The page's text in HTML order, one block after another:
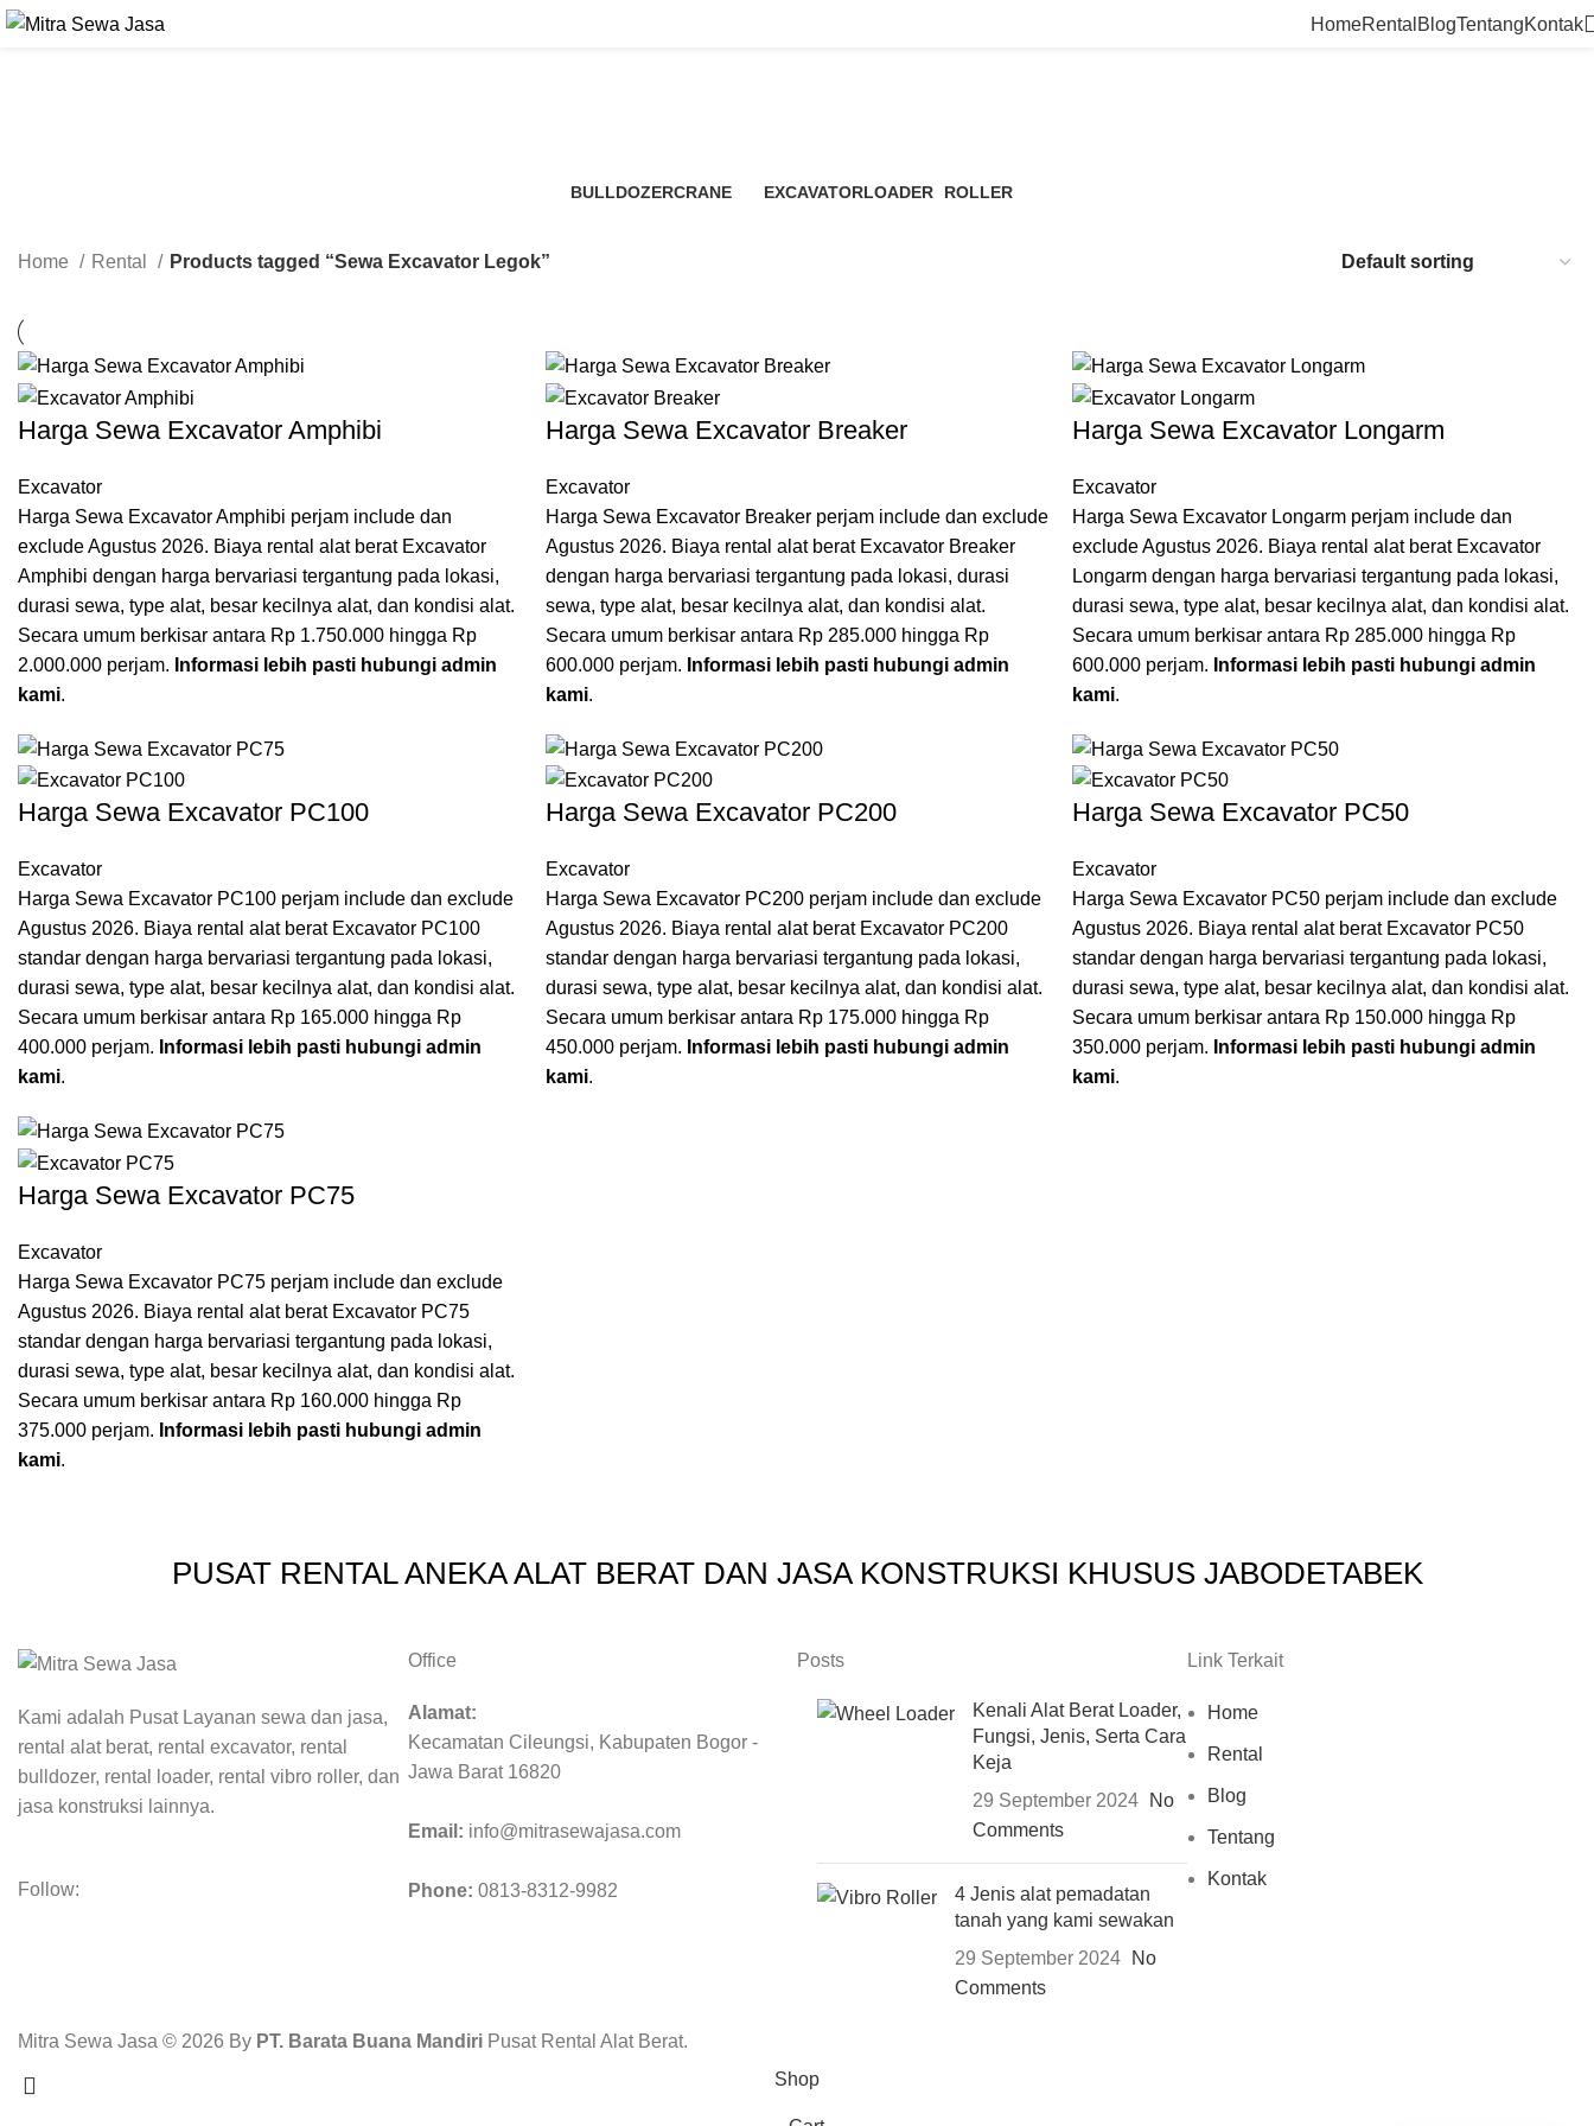
HomeRental BlogTentangKontak
BULLDOZERCRANE
EXCAVATORLOADER
ROLLER
Home Rental Products tagged “Sewa Excavator Legok”
Harga Sewa Excavator Amphibi
Excavator
Harga Sewa Excavator Amphibi perjam include dan
exclude Agustus 2026. Biaya rental alat berat Excavator
Amphibi dengan harga bervariasi tergantung pada lokasi,
durasi sewa, type alat, besar kecilnya alat, dan kondisi alat.
Secara umum berkisar antara Rp 1.750.000 hingga Rp
2.000.000 perjam. Informasi lebih pasti hubungi admin
kami.
Harga Sewa Excavator Breaker
Excavator
Harga Sewa Excavator Breaker perjam include dan exclude
Agustus 2026. Biaya rental alat berat Excavator Breaker
dengan harga bervariasi tergantung pada lokasi, durasi
sewa, type alat, besar kecilnya alat, dan kondisi alat.
Secara umum berkisar antara Rp 285.000 hingga Rp
600.000 perjam. Informasi lebih pasti hubungi admin
kami.
Harga Sewa Excavator Longarm
Excavator
Harga Sewa Excavator Longarm perjam include dan
exclude Agustus 2026. Biaya rental alat berat Excavator
Longarm dengan harga bervariasi tergantung pada lokasi,
durasi sewa, type alat, besar kecilnya alat, dan kondisi alat.
Secara umum berkisar antara Rp 285.000 hingga Rp
600.000 perjam. Informasi lebih pasti hubungi admin
kami.
Harga Sewa Excavator PC100
Excavator
Harga Sewa Excavator PC100 perjam include dan exclude
Agustus 2026. Biaya rental alat berat Excavator PC100
standar dengan harga bervariasi tergantung pada lokasi,
durasi sewa, type alat, besar kecilnya alat, dan kondisi alat.
Secara umum berkisar antara Rp 165.000 hingga Rp
400.000 perjam. Informasi lebih pasti hubungi admin
kami.
Harga Sewa Excavator PC200
Excavator
Harga Sewa Excavator PC200 perjam include dan exclude
Agustus 2026. Biaya rental alat berat Excavator PC200
standar dengan harga bervariasi tergantung pada lokasi,
durasi sewa, type alat, besar kecilnya alat, dan kondisi alat.
Secara umum berkisar antara Rp 175.000 hingga Rp
450.000 perjam. Informasi lebih pasti hubungi admin
kami.
Harga Sewa Excavator PC50
Excavator
Harga Sewa Excavator PC50 perjam include dan exclude
Agustus 2026. Biaya rental alat berat Excavator PC50
standar dengan harga bervariasi tergantung pada lokasi,
durasi sewa, type alat, besar kecilnya alat, dan kondisi alat.
Secara umum berkisar antara Rp 150.000 hingga Rp
350.000 perjam. Informasi lebih pasti hubungi admin
kami.
Harga Sewa Excavator PC75
Excavator
Harga Sewa Excavator PC75 perjam include dan exclude
Agustus 2026. Biaya rental alat berat Excavator PC75
standar dengan harga bervariasi tergantung pada lokasi,
durasi sewa, type alat, besar kecilnya alat, dan kondisi alat.
Secara umum berkisar antara Rp 160.000 hingga Rp
375.000 perjam. Informasi lebih pasti hubungi admin
kami.
PUSAT RENTAL ANEKA ALAT BERAT DAN JASA KONSTRUKSI KHUSUS JABODETABEK
Kami adalah Pusat Layanan sewa dan jasa,
rental alat berat, rental excavator, rental
bulldozer, rental loader, rental vibro roller, dan
jasa konstruksi lainnya.
Follow:
Office
Alamat:
Kecamatan Cileungsi, Kabupaten Bogor -
Jawa Barat 16820
Email: info@mitrasewajasa.com
Phone: 0813-8312-9982
Posts
Kenali Alat Berat Loader,
Fungsi, Jenis, Serta Cara
Keja
29 September 2024
No
Comments
4 Jenis alat pemadatan
tanah yang kami sewakan
29 September 2024
No
Comments
Link Terkait
Home
Rental
Blog
Tentang
Kontak
Mitra Sewa Jasa © 2026 By PT. Barata Buana Mandiri Pusat Rental Alat Berat.
Shop